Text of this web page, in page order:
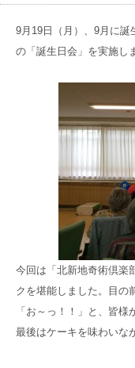
高齢者共生型まちづくり事
公式SNS
SNS運用ポリシー
友達追加
リハ病院
9月19日（月）、9月に
の「誕生日会」を実施し
今回は「北新地奇術倶楽
クを堪能しました。目の
「お～っ！！」と、皆様
最後はケーキを味わいな